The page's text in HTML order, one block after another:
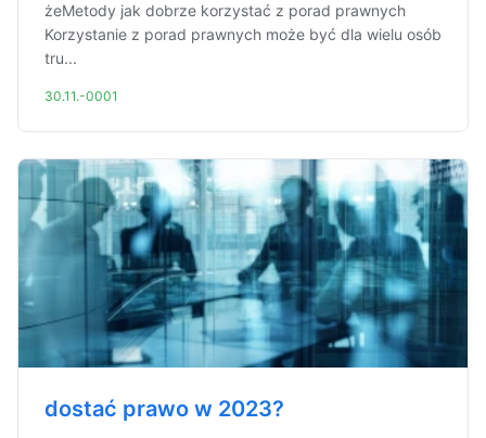
żeMetody jak dobrze korzystać z porad prawnych
Korzystanie z porad prawnych może być dla wielu osób
tru...
30.11.-0001
dostać prawo w 2023?